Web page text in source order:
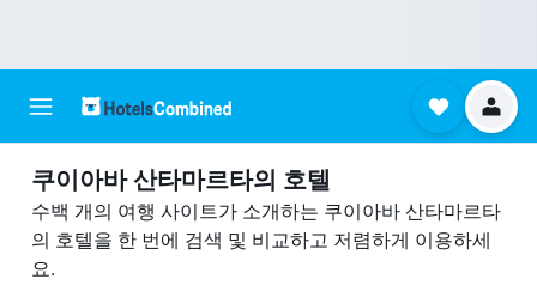
쿠이아바 산타마르타의 호텔
수백 개의 여행 사이트가 소개하는 쿠이아바 산타마르타
의 호텔을 한 번에 검색 및 비교하고 저렴하게 이용하세
요.